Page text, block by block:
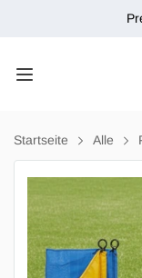
Startseite Alle